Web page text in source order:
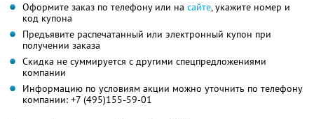
Оформите заказ по телефону или на сайте, укажите номер и
код купона
Предъявите распечатанный или электронный купон при
получении заказа
Скидка не суммируется с другими спецпредложениями
компании
Информацию по условиям акции можно уточнить по телефону
компании: +7 (495)155-59-01